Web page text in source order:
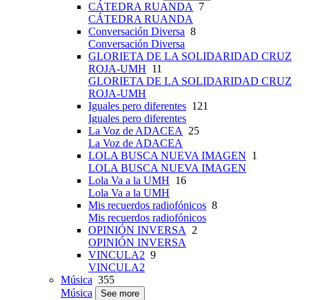
CÁTEDRA RUANDA
7
CÁTEDRA RUANDA
Conversación Diversa 8
Conversación Diversa
GLORIETA DE LA SOLIDARIDAD CRUZ
ROJA-UMH 11
GLORIETA DE LA SOLIDARIDAD CRUZ
ROJA-UMH
Iguales pero diferentes 121
Iguales pero diferentes
La Voz de ADACEA
25
La Voz de ADACEA
LOLA BUSCA NUEVA IMAGEN 1
LOLA BUSCA NUEVA IMAGEN
Lola Va a la UMH 16
Lola Va a la UMH
Mis recuerdos radiofónicos 8
Mis recuerdos radiofónicos
OPINIÓN INVERSA
2
OPINIÓN INVERSA
VINCULA2 9
VINCULA2
Música 355
Música
See more